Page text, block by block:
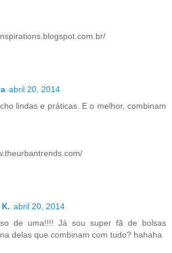
abril 20, 2014
lindas e práticas. E o melhor, combinam
abril 20, 2014
de uma!!!! Já sou super fã de bolsas
delas que combinam com tudo? hahaha